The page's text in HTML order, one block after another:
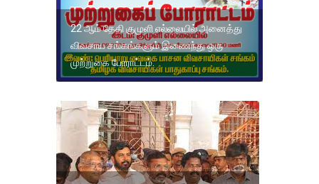
22 ஆம் தேதி குமுளி எல்லையில் அனைத்து
விவசாய சங்கங்களும் இணைந்து ஒரு
முற்றுகை போராட்டம்.